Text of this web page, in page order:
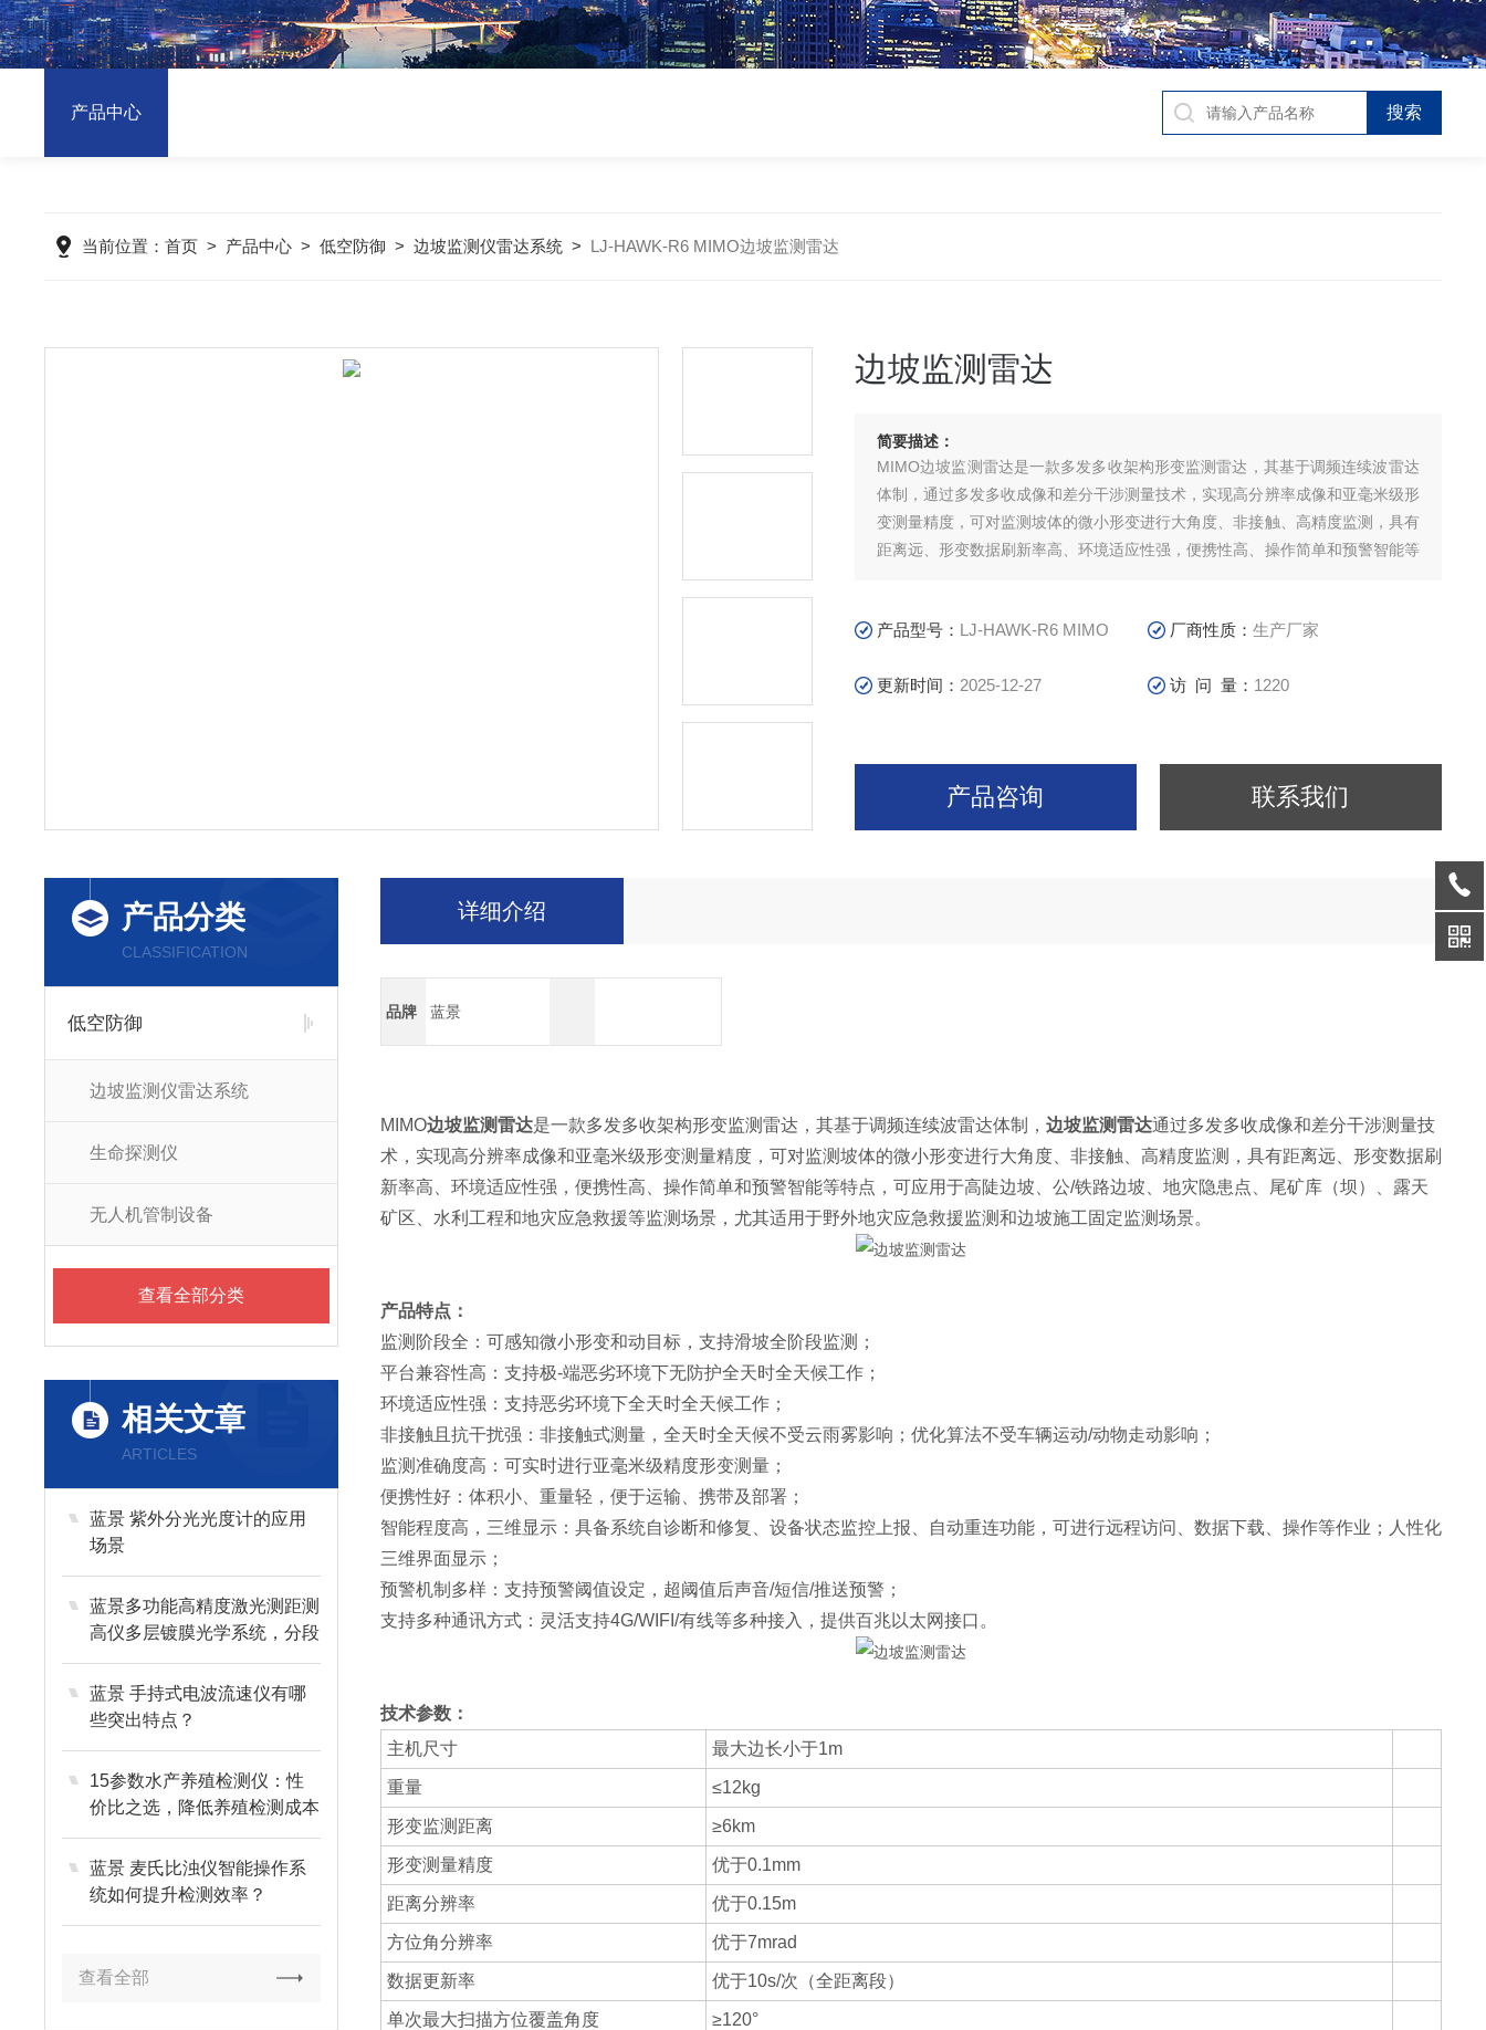
产品中心
当前位置：首页 > 产品中心 >低空防御 >边坡监测仪雷达系统 > LJ-HAWK-R6 MIMO边坡监测雷达
边坡监测雷达
简要描述：
MIMO边坡监测雷达是一款多发多收架构形变监测雷达，其基于调频连续波雷达
体制，通过多发多收成像和差分干涉测量技术，实现高分辨率成像和亚毫米级形
变测量精度，可对监测坡体的微小形变进行大角度、非接触、高精度监测，具有
距离远、形变数据刷新率高、环境适应性强，便携性高、操作简单和预警智能等
产品型号： LJ-HAWK-R6 MIMO 厂商性质：生产厂家
更新时间： 2025-12-27 访 问 量： 1220
产品咨询 联系我们
产品分类
CLASSIFICATION
低空防御
边坡监测仪雷达系统
生命探测仪
无人机管制设备
查看全部分类
相关文章
ARTICLES
蓝景 紫外分光光度计的应用
场景
蓝景多功能高精度激光测距测
高仪多层镀膜光学系统，分段
式精准测距
蓝景 手持式电波流速仪有哪
些突出特点？
15参数水产养殖检测仪：性
价比之选，降低养殖检测成本
蓝景 麦氏比浊仪智能操作系
统如何提升检测效率？
查看全部
详细介绍
品牌 蓝景
MIMO边坡监测雷达是一款多发多收架构形变监测雷达，其基于调频连续波雷达体制， 边坡监测雷达通过多发多收成像和差分干涉测量技
术，实现高分辨率成像和亚毫米级形变测量精度，可对监测坡体的微小形变进行大角度、非接触、高精度监测，具有距离远、形变数据刷
新率高、环境适应性强，便携性高、操作简单和预警智能等特点，可应用于高陡边坡、公/铁路边坡、地灾隐患点、尾矿库（坝）、露天
矿区、水利工程和地灾应急救援等监测场景，尤其适用于野外地灾应急救援监测和边坡施工固定监测场景。
产品特点：
监测阶段全：可感知微小形变和动目标，支持滑坡全阶段监测；
平台兼容性高：支持极-端恶劣环境下无防护全天时全天候工作；
环境适应性强：支持恶劣环境下全天时全天候工作；
非接触且抗干扰强：非接触式测量，全天时全天候不受云雨雾影响；优化算法不受车辆运动/动物走动影响；
监测准确度高：可实时进行亚毫米级精度形变测量；
便携性好：体积小、重量轻，便于运输、携带及部署；
智能程度高，三维显示：具备系统自诊断和修复、设备状态监控上报、自动重连功能，可进行远程访问、数据下载、操作等作业；人性化
三维界面显示；
预警机制多样：支持预警阈值设定，超阈值后声音/短信/推送预警；
支持多种通讯方式：灵活支持4G/WIFI/有线等多种接入，提供百兆以太网接口。
技术参数：
主机尺寸
最大边长小于1m
重量 ≤12kg
形变监测距离 ≥6km
形变测量精度 优于0.1mm
距离分辨率 优于0.15m
方位角分辨率 优于7mrad
数据更新率 优于10s/次（全距离段）
单次最大扫描方位覆盖角度 ≥120°